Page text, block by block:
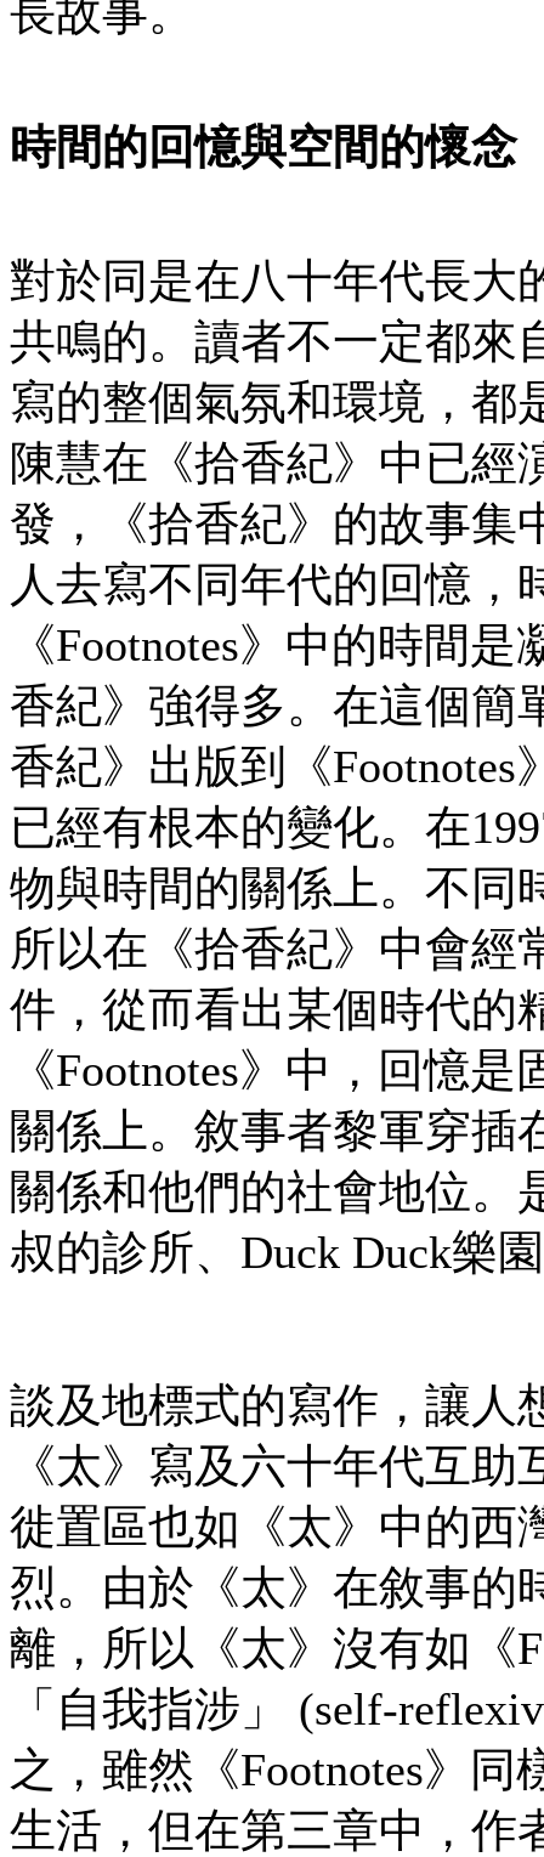
長故事。
時間的回憶與空間的懷念
對於同是在八十年代長大
共鳴的。讀者不一定都來
寫的整個氣氛和環境，都
陳慧在《拾香紀》中已經
發，《拾香紀》的故事集
人去寫不同年代的回憶，
《Footnotes》中的時間
香紀》強得多。在這個簡
香紀》出版到《
已經有根本的變化。在
物與時間的關係上。不同
所以在《拾香紀》中會經
件，從而看出某個時代的
《Footnotes》中，回憶
關係上。敘事者黎軍穿插
關係和他們的社會地位。
叔的診所、Duck Duck樂
談及地標式的寫作，讓人
《太》寫及六十年代互
徙置區也如《太》中的西
烈。由於《太》在敘事的
離，所以《太》沒有如《
「自我指涉」 (self-
之，雖然《Footnotes》
生活，但在第三章中，作